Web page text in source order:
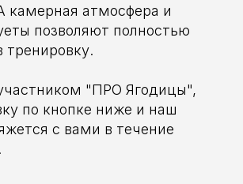
камерная атмосфера и
позволяют полностью
тренировку.
"ПРО Ягодицы",
по кнопке ниже и наш
с вами в течение